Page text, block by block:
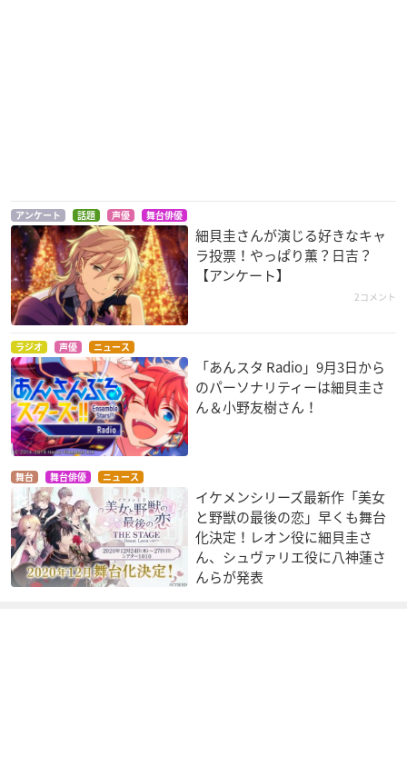
アンケート 話題 声優 舞台俳優
細貝圭さんが演じる好きなキャ
ラ投票！やっぱり薫？日吉？
【アンケート】
2コメント
ラジオ 声優 ニュース
「あんスタ Radio」9月3日から
のパーソナリティーは細貝圭さ
ん＆小野友樹さん！
舞台 舞台俳優 ニュース
イケメンシリーズ最新作「美女
と野獣の最後の恋」早くも舞台
化決定！レオン役に細貝圭さ
ん、シュヴァリエ役に八神蓮さ
んらが発表